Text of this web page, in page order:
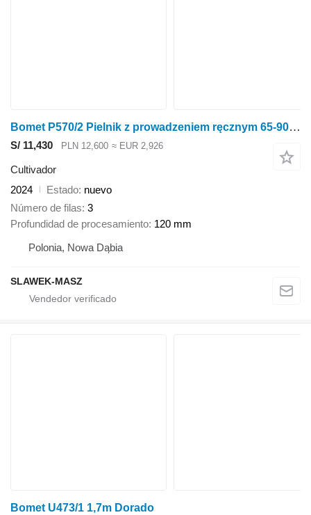
Bomet P570/2 Pielnik z prowadzeniem ręcznym 65-90cm Nembus
S/ 11,430 PLN 12,600 ≈ EUR 2,926
Cultivador
2024
Estado nuevo
Número de filas 3
Profundidad de procesamiento 120 mm
Polonia, Nowa Dąbia
SLAWEK-MASZ
Bomet U473/1 1,7m Dorado